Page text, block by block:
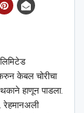
केबल चोरीचा
हाणून पाडला.
रेहमानअली